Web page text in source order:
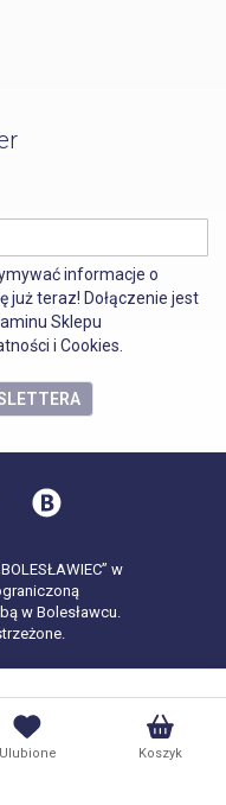
informacje o
już teraz! Dołączenie jest
Sklepu
i Cookies.
Ulubione Koszyk
w
w Bolesławcu.